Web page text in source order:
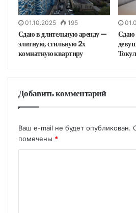
01.10.2025 195
Сдаю в длительную аренду —
элитную, стильную 2х
комнатную квартиру
Сдаю
Добавить комментарий
Ваш e-mail не будет опубликован.
помечены *